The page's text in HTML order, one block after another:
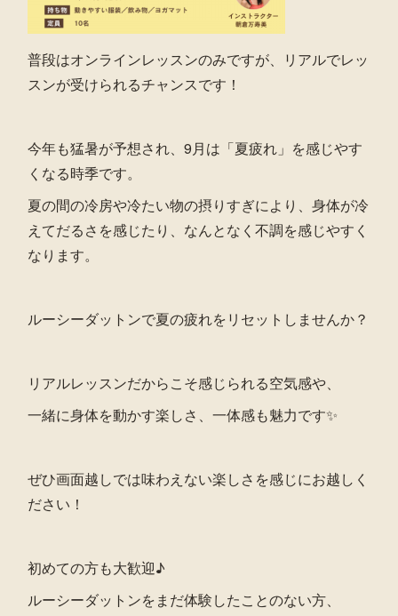
普段はオンラインレッスンのみですが、リアルでレッ
スンが受けられるチャンスです！
今年も猛暑が予想され、9月は「夏疲れ」を感じやす
くなる時季です。
夏の間の冷房や冷たい物の摂りすぎにより、身体が冷
えてだるさを感じたり、なんとなく不調を感じやすく
なります。
ルーシーダットンで夏の疲れをリセットしませんか？
リアルレッスンだからこそ感じられる空気感や、
一緒に身体を動かす楽しさ、一体感も魅力です✨
ぜひ画面越しでは味わえない楽しさを感じにお越しく
ださい！
初めての方も大歓迎♪
ルーシーダットンをまだ体験したことのない方、